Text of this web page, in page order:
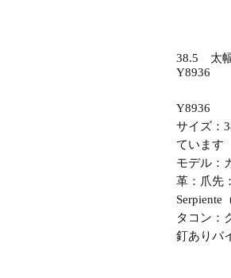
38.5 太
Y8936
Y8936
サイズ：
ています
モデル：
革：爪先
Serpiente
タコン：
釘ありバ